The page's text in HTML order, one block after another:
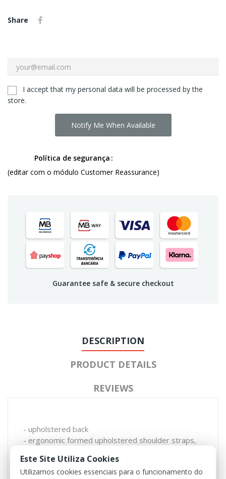
Share
I accept that my personal data will be processed by the
store.
Notify Me When Available
Política de segurança
(editar com o módulo Customer Reassurance)
Guarantee safe & secure checkout
DESCRIPTION
PRODUCT DETAILS
REVIEWS
- upholstered back
- ergonomic formed upholstered shoulder straps,
- eyelets for additional material to fix
- adjustable belly strap in length with quick release
Este Site Utiliza Cookies
Utilizamos cookies essenciais para o funcionamento do